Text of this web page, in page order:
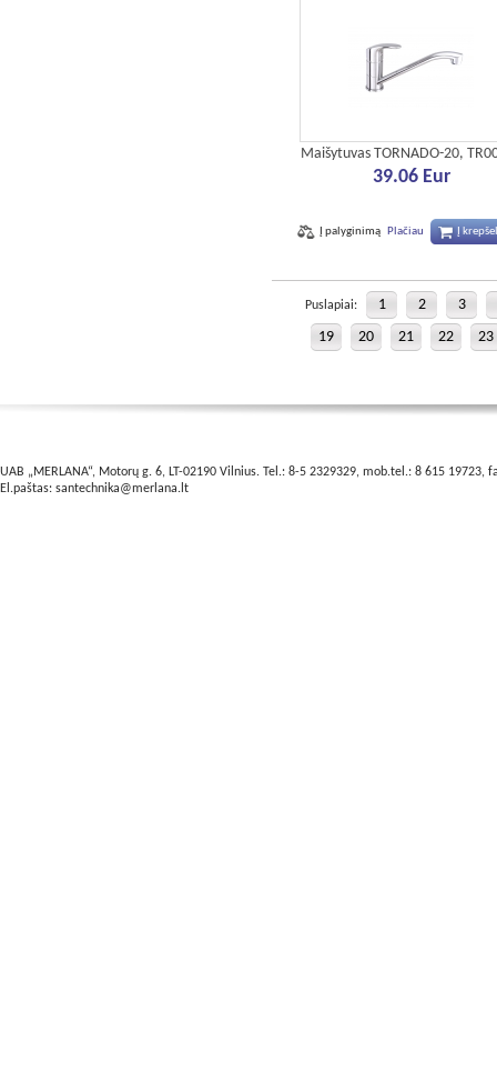
Maišytuvas TORNADO-20,
39.06 Eur
Į palyginimą Plačiau Į
Puslapiai: 1 2
3
19
20 21 22 23
UAB „MERLANA“, Motorų g. 6, LT-02190 Vilnius. Tel.: 8-5 2329329, mob.tel.: 8 615 19723,
El.paštas: santechnika@merlana.lt